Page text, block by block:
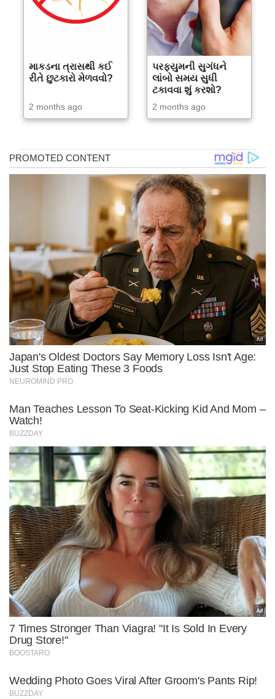
માકડના ત્રાસથી કઈ
રીતે છુટકારો મેળવવો?
2 months ago
પરફ્યુમની સુગંધને
લાંબો સમય સુધી
ટકાવવા શું કરશો?
2 months ago